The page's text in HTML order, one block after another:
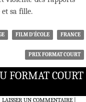
sa fille.
FILM D'ÉCOLE FRANCE
PRIX FORMAT COURT
FORMAT COURT
LAISSER UN COMMENTAIRE|